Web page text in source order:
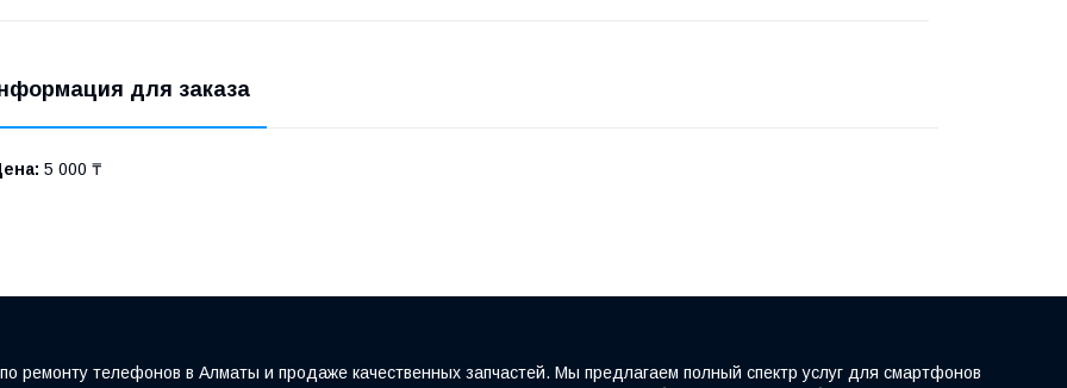
для заказа
5 000 ₸
телефонов в Алматы и продаже качественных запчастей. Мы предлагаем полный спектр услуг для смартфонов